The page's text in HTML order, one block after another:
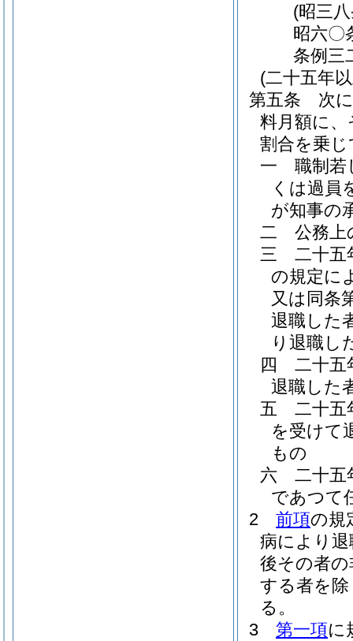
(昭三
昭六〇
条例三
(二十五年
第五条
次
料月額に
割合を乗
一
職制若
くは過員
が知事の
二
公務上
三
二十五
の規定に
又は同条
退職した
り退職し
四
二十五
退職した
五
二十五
を受けて
もの
六
二十五
であつて
2
前項の規
病により
後その者
する者を除
る。
3
第一項に